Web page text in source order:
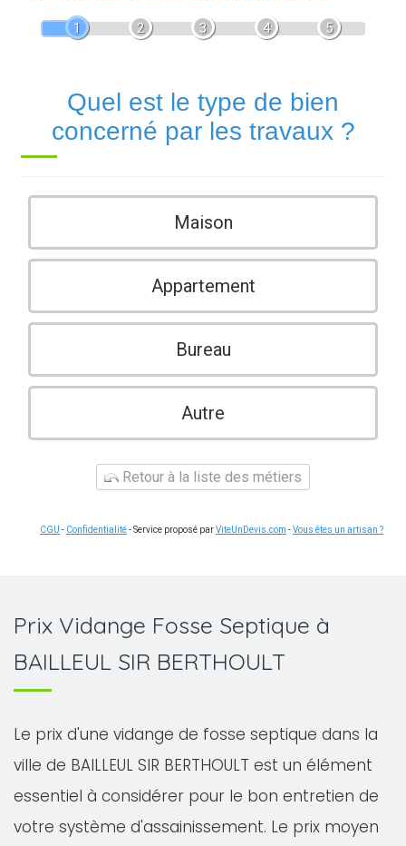
1 2 3 4 5
Quel est le type de bien
concerné par les travaux ?
Maison
Appartement
Bureau
Autre
Retour à la liste des métiers
CGU - Confidentialité- Service proposé parViteUnDevis.com -Vous êtes un artisan ?
Prix Vidange Fosse Septique à
BAILLEUL SIR BERTHOULT
Le prix d'une vidange de fosse septique dans la
ville de BAILLEUL SIR BERTHOULT est un élément
essentiel à considérer pour le bon entretien de
votre système d'assainissement. Le prix moyen